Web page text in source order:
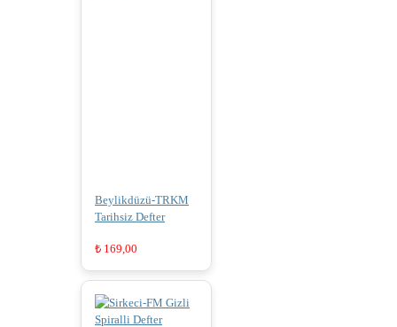
Beylikdüzü-TRKM
Tarihsiz Defter
₺ 169,00